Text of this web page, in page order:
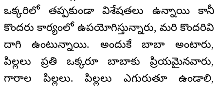
ఒక్కరిలో తప్పకుండా విశేషతలు ఉన్నాయి కానీ
కొందరు కార్యంలో ఉపయోగిస్తున్నారు, మరి కొందరివి
దాగి ఉంటున్నాయి. అందుకే బాబా అంటారు,
పిల్లలు ప్రతి ఒక్కరూ బాబాకు ప్రియమైనవారు,
గారాల పిల్లలు. పిల్లలు ఎగురుతూ ఉండాలి,